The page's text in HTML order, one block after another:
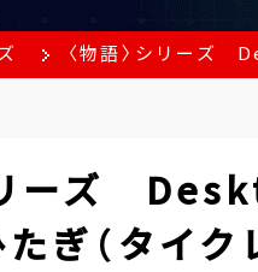
〈物語〉シリーズ
リーズ
ぎ（タイク